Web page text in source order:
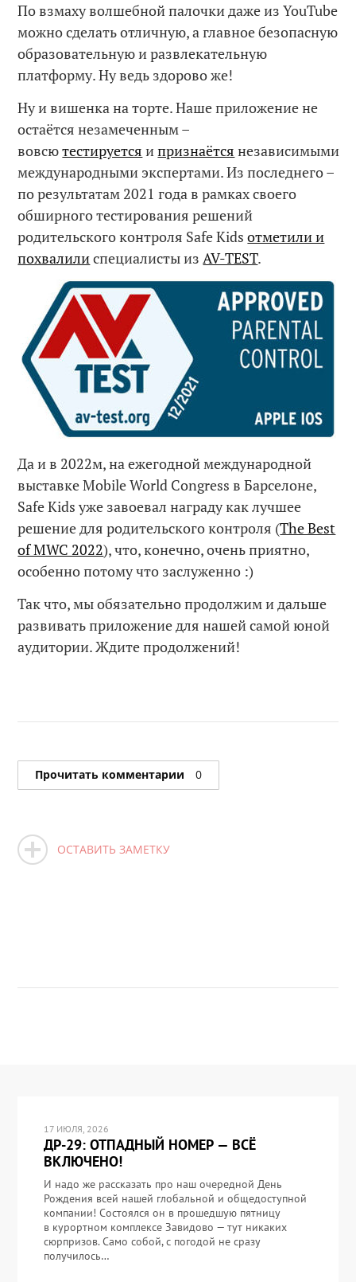
По взмаху волшебной палочки даже из YouTube
можно сделать отличную, а главное безопасную
образовательную и развлекательную
платформу. Ну ведь здорово же!
Ну и вишенка на торте. Наше приложение не
остаётся незамеченным –
вовсютестируется ипризнаётся независимыми
международными экспертами. Из последнего –
по результатам 2021 года в рамках своего
обширного тестирования решений
родительского контроля Safe Kidsотметили и
похвалилиспециалисты изAV-TEST.
Да и в 2022м, на ежегодной международной
выставке Mobile World Congress в Барселоне,
Safe Kids уже завоевал награду как лучшее
решение для родительского контроля (The Best
of MWC 2022), что, конечно, очень приятно,
особенно потому что заслуженно :)
Так что, мы обязательно продолжим и дальше
развивать приложение для нашей самой юной
аудитории. Ждите продолжений!
Прочитать комментарии 0
ОСТАВИТЬ ЗАМЕТКУ
17 ИЮЛЯ, 2026
ДР-29: ОТПАДНЫЙ НОМЕР — ВСЁ
ВКЛЮЧЕНО!
И надо же рассказать про наш очередной День
Рождения всей нашей глобальной и общедоступной
компании! Состоялся он в прошедшую пятницу
в курортном комплексе Завидово — тут никаких
сюрпризов. Само собой, с погодой не сразу
получилось…